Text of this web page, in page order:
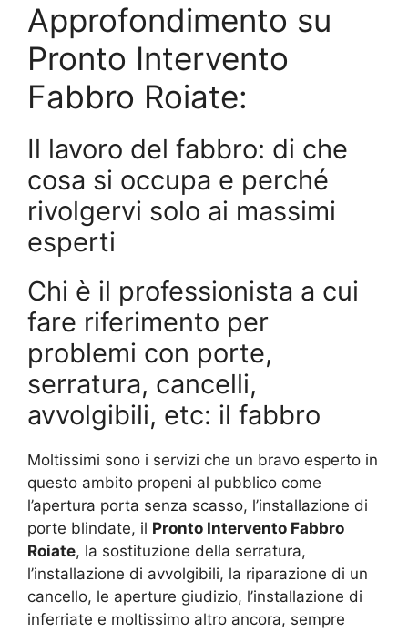
Approfondimento su
Pronto Intervento
Fabbro Roiate:
Il lavoro del fabbro: di che
cosa si occupa e perché
rivolgervi solo ai massimi
esperti
Chi è il professionista a cui
fare riferimento per
problemi con porte,
serratura, cancelli,
avvolgibili, etc: il fabbro
Moltissimi sono i servizi che un bravo esperto in
questo ambito propeni al pubblico come
l’apertura porta senza scasso, l’installazione di
porte blindate, il Pronto Intervento Fabbro
Roiate, la sostituzione della serratura,
l’installazione di avvolgibili, la riparazione di un
cancello, le aperture giudizio, l’installazione di
inferriate e moltissimo altro ancora, sempre